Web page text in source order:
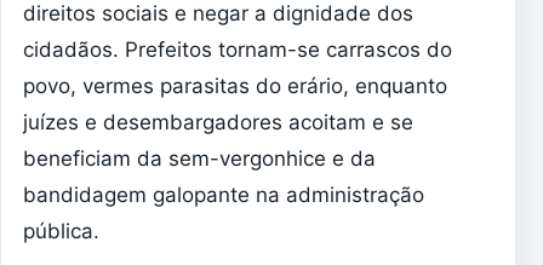
direitos sociais e negar a dignidade dos
cidadãos. Prefeitos tornam-se carrascos do
povo, vermes parasitas do erário, enquanto
juízes e desembargadores acoitam e se
beneficiam da sem-vergonhice e da
bandidagem galopante na administração
pública.